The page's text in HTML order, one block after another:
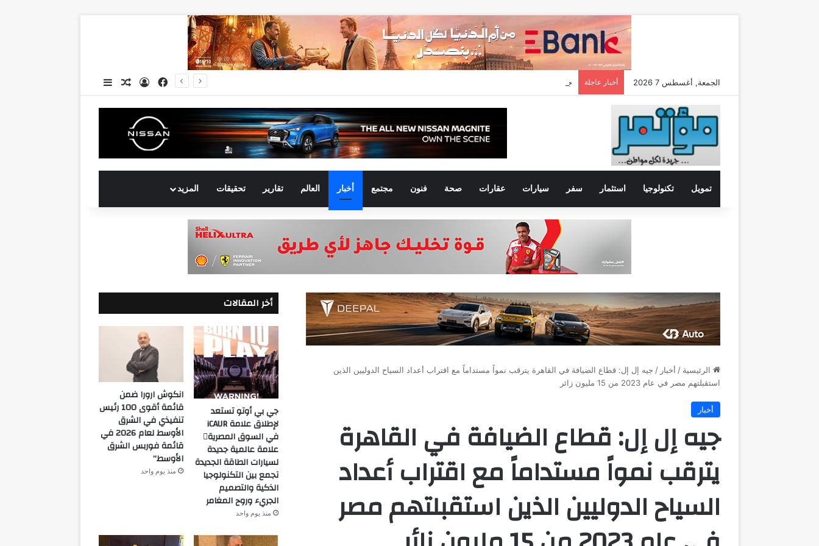
الجمعة, أغسطس 7 2026 أخبار عاجلة فيسبوكتسجيل الدخول
مقال عشوائي
إضافة عمود جانبي
تمويل تكنولوجيا استثمار سفر سيارات عقارات صحة فنون مجتمع أخبار العالم تقارير تحقيقات المزيد
الرئيسية / أخبار / جيه إل إل: قطاع الضيافة في القاهرة يترقب نمواً مستداماً مع اقتراب أعداد السياح الدوليين الذين
استقبلتهم مصر في عام 2023 من 15 مليون زائر
أخبار
جيه إل إل: قطاع الضيافة في القاهرة
يترقب نمواً مستداماً مع اقتراب أعداد
السياح الدوليين الذين استقبلتهم مصر
أخر المقالات
جي بي أوتو تستعد
لإطلاق علامة iCAUR
في السوق المصرية
علامة عالمية جديدة
لسيارات الطاقة الجديدة
تجمع بين التكنولوجيا
الذكية والتصميم
الجريء وروح المغامر
منذ يوم واحد
انكوش ارورا ضمن
قائمة أقوى 100 رئيس
تنفيذي في الشرق
الأوسط لعام 2026 في
قائمة فوربس الشرق
الأوسط”
منذ يوم واحد